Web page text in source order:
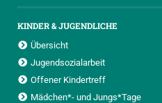
KINDER & JUGENDLICHE
Übersicht
Jugendsozialarbeit
Offener Kindertreff
Mädchen*- und Jungs*Tage